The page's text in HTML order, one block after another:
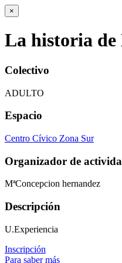
×
La historia de
Colectivo
ADULTO
Espacio
Centro Cívico Zona Sur
Organizador de
MªConcepcion hernandez
Descripción
U.Experiencia
Inscripción
Para saber más